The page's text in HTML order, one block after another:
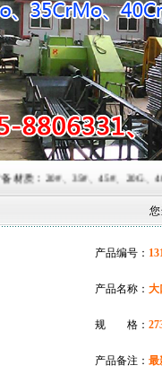
20#、35#、45#、20G、
产品编号：
产品名称： 大
规 格：
产品备注： 最